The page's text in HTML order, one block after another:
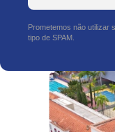
Prometemos não utilizar
tipo de SPAM.